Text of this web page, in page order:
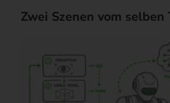
Zwei Szenen vom selben